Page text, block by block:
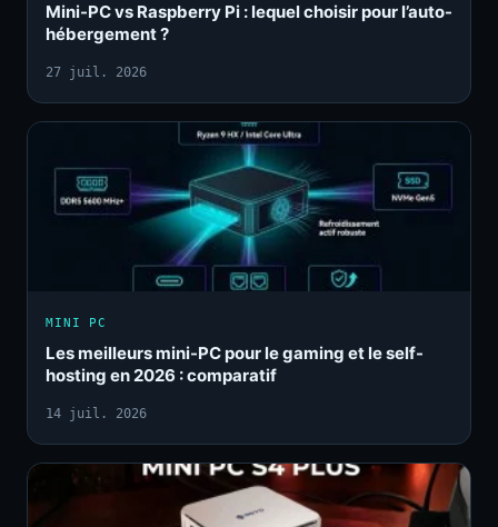
Mini-PC vs Raspberry Pi : lequel choisir pour l’auto-
hébergement ?
27 juil. 2026
MINI PC
Les meilleurs mini-PC pour le gaming et le self-
hosting en 2026 : comparatif
14 juil. 2026